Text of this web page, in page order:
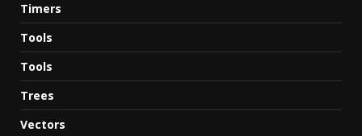
Timers
Tools
Tools
Trees
Vectors